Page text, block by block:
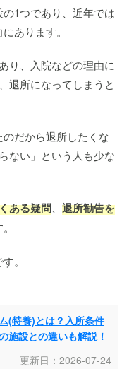
1つであり、近年では
あります。
り、入院などの理由に
退所になってしまうと
だから退所したくな
ない」という人も少な
ある疑問
退所勧告を
。
(特養)とは？入所条件
施設との違いも解説！
更新日：2026-07-24